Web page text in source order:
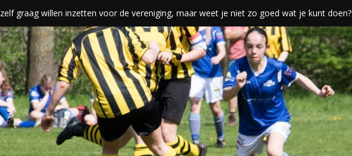
graag willen inzetten voor de vereniging, maar weet je niet zo goed wat je kunt doen?